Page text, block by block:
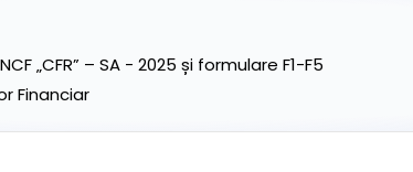
„CFR” – SA - 2025 și formulare F1-F5
Financiar